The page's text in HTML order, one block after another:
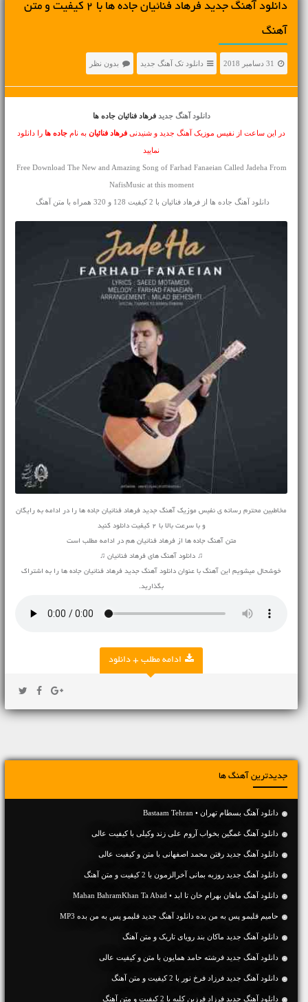
دانلود آهنگ جديد فرهاد فنائیان جاده ها با 2 کیفیت و متن
آهنگ
31 دسامبر 2018 دانلود تک آهنگ جدید بدون نظر
دانلود آهنگ جدید فرهاد فنائیان جاده ها
در این ساعت از نفیس موزیک آهنگ جدید و شنیدنی فرهاد فنائیانبه نام جاده ها را دانلود
نمایید
Free Download The New and Amazing Song of Farhad Fanaeian Called Jadeha From
NafisMusic at this moment
دانلود آهنگ جاده ها از فرهاد فنائیان با 2 کیفیت 128 و 320 همراه با متن آهنگ
مخاطبین محترم رسانه ی نفیس موزیک آهنگ جدید فرهاد فنائیان جاده ها را در ادامه به رایگان
و با سرعت بالا با 2 کیفیت دانلود کنید
متن آهنگ جاده ها از فرهاد فنائیان هم در ادامه مطلب است
♫ دانلود آهنگ های فرهاد فنائیان ♫
خوشحال میشویم این آهنگ با عنوان دانلود آهنگ جدید فرهاد فنائیان جاده ها را به اشتراک
بگذارید.
ادامه مطلب + دانلود
جدیدترین آهنگ ها
دانلود آهنگ بسطام تهران • Bastaam Tehran
دانلود آهنگ غمگین بخواب آروم علی زند وکیلی با کیفیت عالی
دانلود آهنگ جديد رفتن محمد اصفهانی با متن و کیفیت عالی
دانلود آهنگ جديد روزبه بمانی آخرالزمون با 2 کیفیت و متن آهنگ
دانلود آهنگ ماهان بهرام خان تا ابد • Mahan BahramKhan Ta Abad
حامیم قلبمو پس به من بده دانلود آهنگ جدید قلبمو پس به من بده MP3
دانلود آهنگ جديد ماکان بند رویای تاریک و متن آهنگ
دانلود آهنگ جديد فرشته حامد همایون با متن و کیفیت عالی
دانلود آهنگ جديد فرزاد فرخ نور با 2 کیفیت و متن آهنگ
دانلود آهنگ جديد فرزاد فرزین کلبه با 2 کیفیت و متن آهنگ